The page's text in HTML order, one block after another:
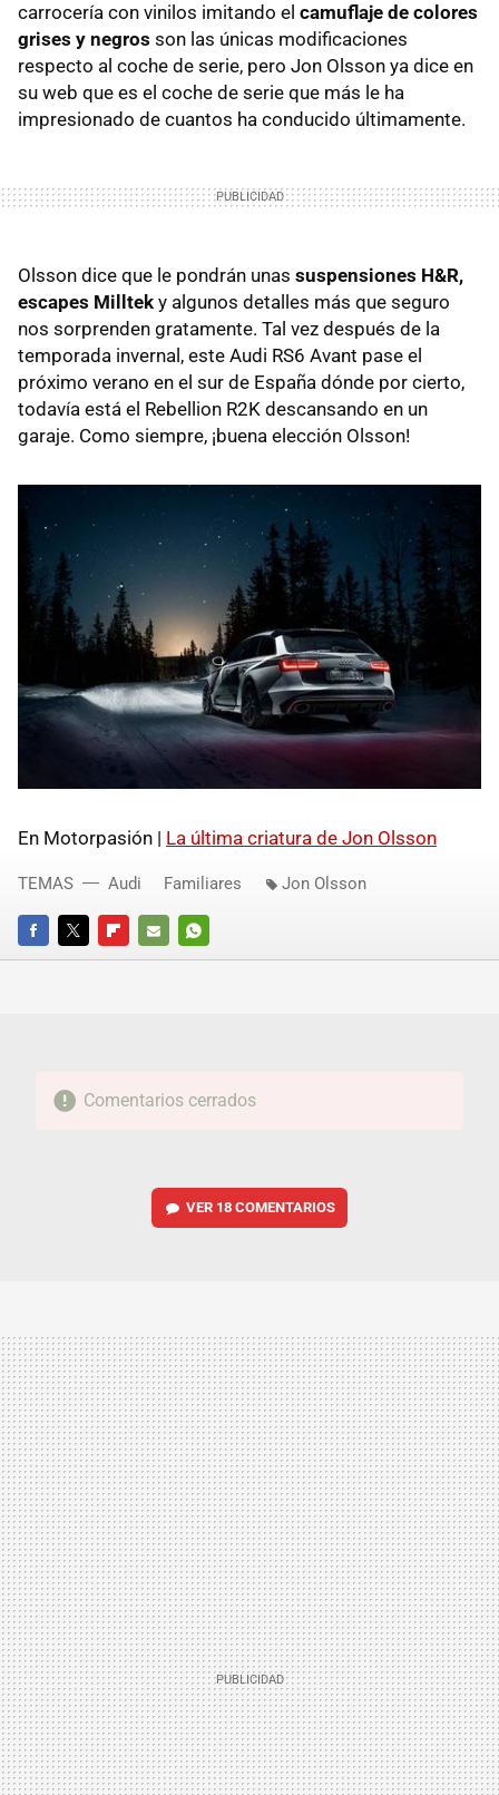
carrocería con vinilos imitando el camuflaje de colores
grises y negros son las únicas modificaciones
respecto al coche de serie, pero Jon Olsson ya dice en
su web que es el coche de serie que más le ha
impresionado de cuantos ha conducido últimamente.
Olsson dice que le pondrán unas suspensiones H&R,
escapes Milltek y algunos detalles más que seguro
nos sorprenden gratamente. Tal vez después de la
temporada invernal, este Audi RS6 Avant pase el
próximo verano en el sur de España dónde por cierto,
todavía está el Rebellion R2K descansando en un
garaje. Como siempre, ¡buena elección Olsson!
En Motorpasión | La última criatura de Jon Olsson
FACEBOOKTWITTERFLIPBOARD
E-
WHATSAPP
TEMAS Audi Familiares Jon Olsson
Comentarios cerrados
VER 18 COMENTARIOS